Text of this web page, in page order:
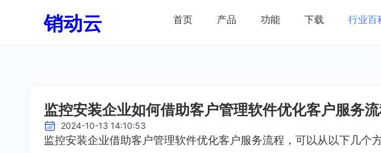
销动云 首页 产品 功能 下载 行业百
监控安装企业如何借助客户管理软件优化客户服务
2024-10-13 14:10:53
监控安装企业借助客户管理软件优化客户服务流程，可以从以下几个